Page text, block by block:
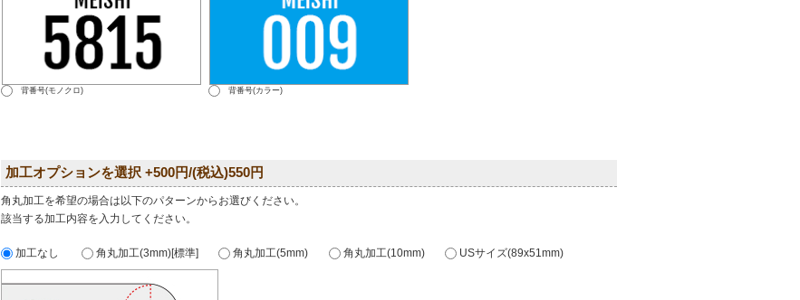
背番号(モノクロ) 背番号(カラー)
加工オプションを選択 +500円/(税込)550円
角丸加工を希望の場合は以下のパターンからお選びください。
該当する加工内容を入力してください。
加工なし 角丸加工(3mm)[標準] 角丸加工(5mm) 角丸加工(10mm) USサイズ(89x51mm)